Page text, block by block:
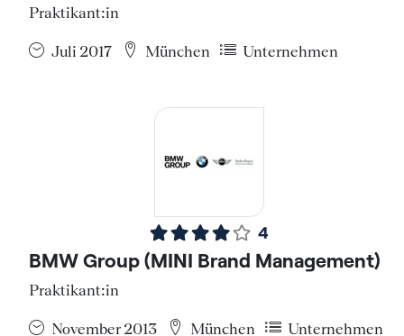
Praktikant:in
Juli 2017 München Unternehmen
4
BMW Group (MINI Brand Management)
Praktikant:in
November 2013 München Unternehmen